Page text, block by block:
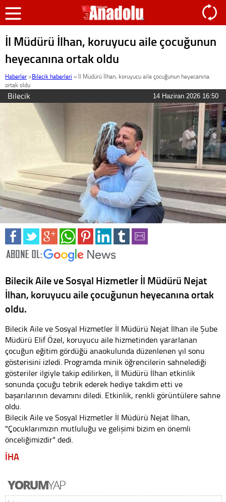
İl Müdürü İlhan, koruyucu aile çocuğunun
heyecanına ortak oldu
Haberler >Bilecik haberleri » İl Müdürü İlhan, koruyucu aile çocuğunun heyecanına
ortak oldu
Bilecik 14 Haziran 2026 16:50
Bilecik Aile ve Sosyal Hizmetler İl Müdürü Nejat
İlhan, koruyucu aile çocuğunun heyecanına ortak
oldu.
Bilecik Aile ve Sosyal Hizmetler İl Müdürü Nejat İlhan ile Şube
Müdürü Elif Özel, koruyucu aile hizmetinden yararlanan
çocuğun eğitim gördüğü anaokulunda düzenlenen yıl sonu
gösterisini izledi. Programda minik öğrencilerin sahnelediği
gösteriler ilgiyle takip edilirken, İl Müdürü İlhan etkinlik
sonunda çocuğu tebrik ederek hediye takdim etti ve
başarılarının devamını diledi. Etkinlik, renkli görüntülere sahne
oldu.
Bilecik Aile ve Sosyal Hizmetler İl Müdürü Nejat İlhan,
"Çocuklarımızın mutluluğu ve gelişimi bizim en önemli
önceliğimizdir" dedi.
İHA